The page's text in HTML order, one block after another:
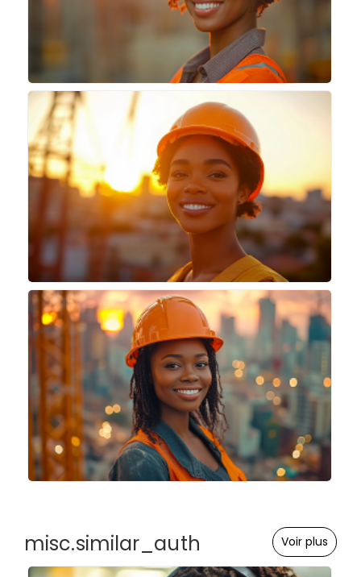
misc.similar_auth Voir plus